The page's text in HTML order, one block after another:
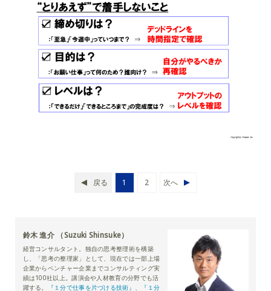
戻る 1 2 次へ
鈴木 進介 （Suzuki Shinsuke）
経営コンサルタント。独自の思考整理術を構築
し、「思考の整理家」として、現在では一部上場
企業からベンチャー企業までコンサルティング実
績は100社以上。講演会や人材教育の分野でも活
躍する。
『１分で仕事を片づける技術』 、
『１分